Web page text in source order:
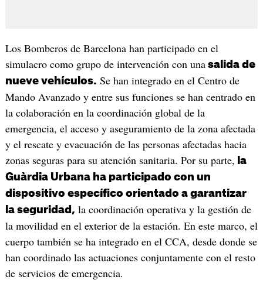
Los Bomberos de Barcelona han participado en el
simulacro como grupo de intervención con unasalida de
nueve vehículos. Se han integrado en el Centro de
Mando Avanzado y entre sus funciones se han centrado en
la colaboración en la coordinación global de la
emergencia, el acceso y aseguramiento de la zona afectada
y el rescate y evacuación de las personas afectadas hacia
zonas seguras para su atención sanitaria. Por su parte, la
Guàrdia Urbana ha participado con un
dispositivo específico orientado a garantizar
la seguridad, la coordinación operativa y la gestión de
la movilidad en el exterior de la estación. En este marco, el
cuerpo también se ha integrado en el CCA, desde donde se
han coordinado las actuaciones conjuntamente con el resto
de servicios de emergencia.